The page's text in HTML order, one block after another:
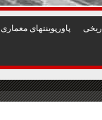
پاورپوينتهای معماری